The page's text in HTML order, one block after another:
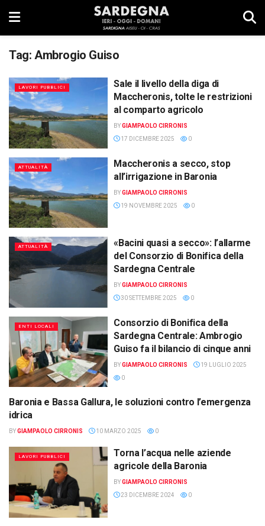
Tag: Ambrogio Guiso
LAVORI PUBBLICI
Sale il livello della diga di
Maccheronis, tolte le restrizioni
al comparto agricolo
BYGIAMPAOLO CIRRONIS
17 DICEMBRE 2025
0
ATTUALITÀ
Maccheronis a secco, stop
all’irrigazione in Baronia
BYGIAMPAOLO CIRRONIS
19 NOVEMBRE 2025
0
ATTUALITÀ
«Bacini quasi a secco»: l’allarme
del Consorzio di Bonifica della
Sardegna Centrale
BYGIAMPAOLO CIRRONIS
30 SETTEMBRE 2025
0
ENTI LOCALI
Consorzio di Bonifica della
Sardegna Centrale: Ambrogio
Guiso fa il bilancio di cinque anni
BYGIAMPAOLO CIRRONIS
19 LUGLIO 2025
0
LAVORI PUBBLICI
Baronia e Bassa Gallura, le soluzioni contro l’emergenza
idrica
BYGIAMPAOLO CIRRONIS 10 MARZO 2025 0
LAVORI PUBBLICI
Torna l’acqua nelle aziende
agricole della Baronia
BYGIAMPAOLO CIRRONIS
23 DICEMBRE 2024
0